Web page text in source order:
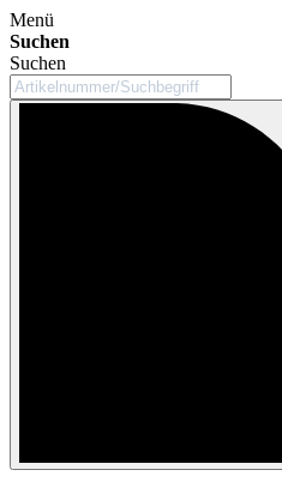
Menü
Suchen
Suchen